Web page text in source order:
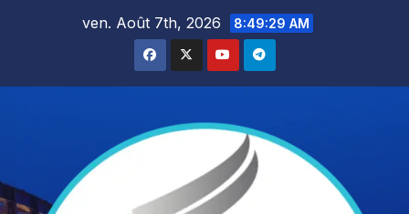
ven. Août 7th, 2026 8:49:31 AM